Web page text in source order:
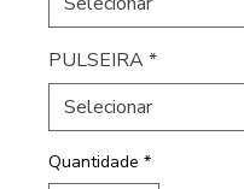
PULSEIRA*
Quantidade *